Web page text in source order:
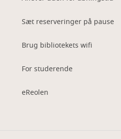
Sæt reserveringer på pause
Brug bibliotekets wifi
For studerende
eReolen